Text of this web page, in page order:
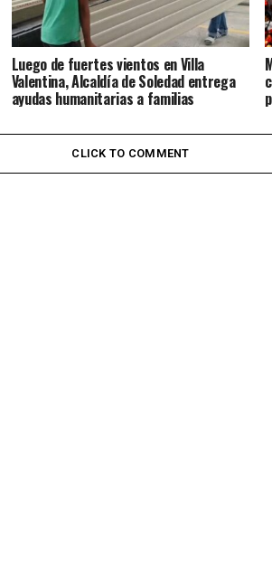
Luego de fuertes vientos en Villa
Valentina, Alcaldía de Soledad entrega
ayudas humanitarias a familias
CLICK TO COMMENT